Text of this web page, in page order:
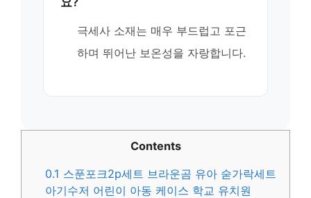
극세사 소재는 매우 부드럽고 포근
하며 뛰어난 보온성을 자랑합니다.
Contents
0.1 스푼포크2p세트 브라운곰 유아 숟가락세트
아기수저 어린이 아동 케이스 학교 유치원